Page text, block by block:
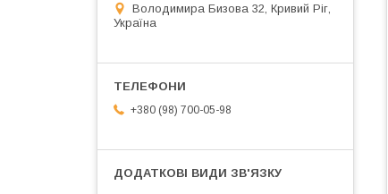
Володимира Бизова 32, Кривий Ріг,
Україна
+380 (98) 700-05-98